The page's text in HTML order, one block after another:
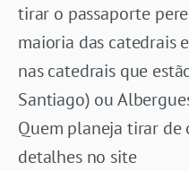
tirar o passaporte
maioria das catedrais
nas catedrais que
Santiago) ou
Quem planeja tirar de
detalhes no site